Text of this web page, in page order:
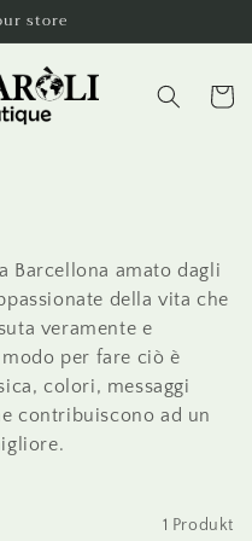
store
Barcellona amato dagli
della vita che
veramente e
per fare ciò è
colori, messaggi
contribuiscono ad un
1 Produkt